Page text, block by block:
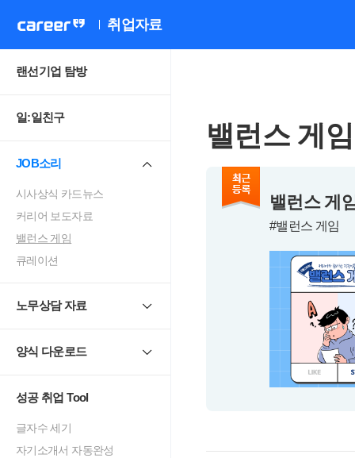
취업자료
랜선기업 탐방
일:일친구
JOB소리
시사상식 카드뉴스
커리어 보도자료
밸런스 게임
큐레이션
노무상담 자료
양식 다운로드
성공 취업 Tool
글자수 세기
자기소개서 자동완성
밸런스 게임
밸런스 게
#밸런스 게임